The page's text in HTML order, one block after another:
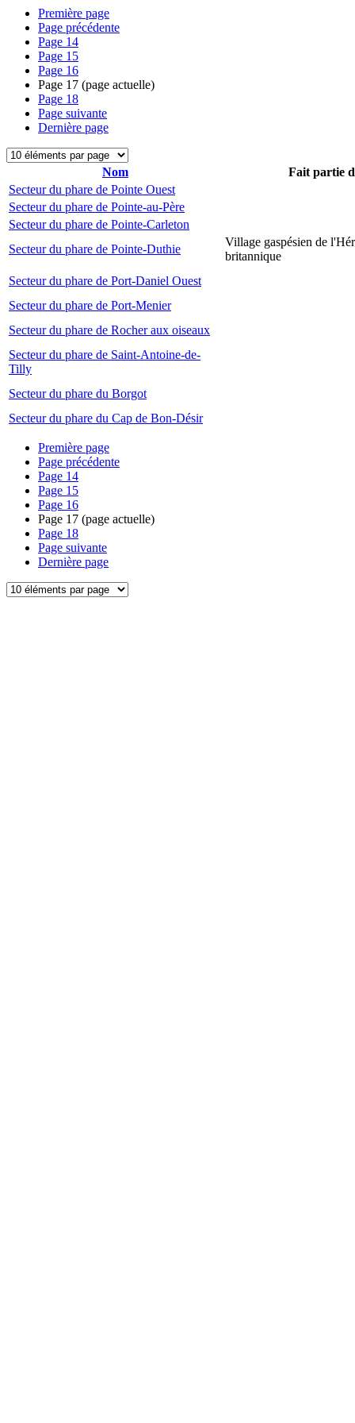
Première page
Page précédente
Page 14
Page 15
Page 16
Page 17 (page actuelle)
Page 18
Page suivante
Dernière page
Nom
Fait partie
Secteur du phare de Pointe Ouest
Secteur du phare de Pointe-au-Père
Secteur du phare de Pointe-Carleton
Secteur du phare de Pointe-Duthie
Village gaspésien de
britannique
Secteur du phare de Port-Daniel Ouest
Secteur du phare de Port-Menier
Secteur du phare de Rocher aux oiseaux
Secteur du phare de Saint-Antoine-de-
Tilly
Secteur du phare du Borgot
Secteur du phare du Cap de Bon-Désir
Première page
Page précédente
Page 14
Page 15
Page 16
Page 17 (page actuelle)
Page 18
Page suivante
Dernière page